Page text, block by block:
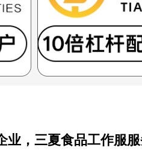
，三夏食品工作服